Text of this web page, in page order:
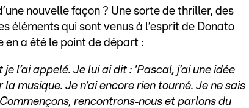
nouvelle façon ? Une sorte de thriller, des
éléments qui sont venus à l’esprit de Donato
en a été le point de départ :
l’ai appelé. Je lui ai dit : 'Pascal, j’ai une idée
musique. Je n’ai encore rien tourné. Je ne sais
rencontrons‑nous et parlons du